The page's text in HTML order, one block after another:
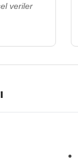
veriler